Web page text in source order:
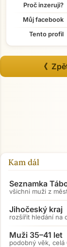
Proč inzeruji?
Můj facebook
Tento profil
《
Kam dál
Seznamka
všichni muži z
Jihočeský kraj
rozšířit hledání na
Muži 35–41 let
podobný věk, celá